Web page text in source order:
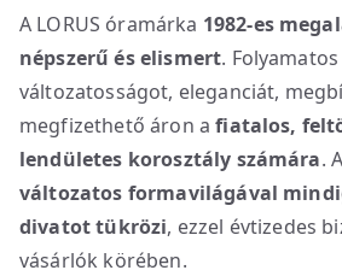
A LORUS óramárka 1982-es
népszerű és elismert.
változatosságot, eleganciát,
megfizethető áron afiatalos,
lendületes korosztály számára.
változatos formavilágával
divatot tükrözi, ezzel évtizedes
vásárlók körében.